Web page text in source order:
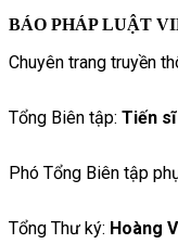
BÁO PHÁP LUẬT
Chuyên trang truyền
Tổng Biên tập: Tiến sĩ
Phó Tổng Biên tập
Tổng Thư ký: Hoàng